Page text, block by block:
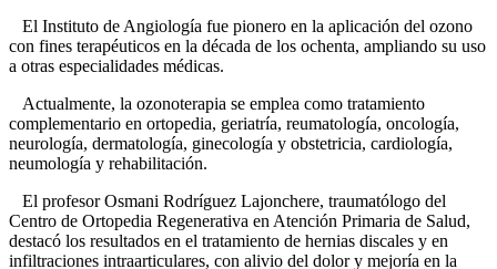
El Instituto de Angiología fue pionero en la aplicación del ozono
con fines terapéuticos en la década de los ochenta, ampliando su uso
a otras especialidades médicas.
Actualmente, la ozonoterapia se emplea como tratamiento
complementario en ortopedia, geriatría, reumatología, oncología,
neurología, dermatología, ginecología y obstetricia, cardiología,
neumología y rehabilitación.
El profesor Osmani Rodríguez Lajonchere, traumatólogo del
Centro de Ortopedia Regenerativa en Atención Primaria de Salud,
destacó los resultados en el tratamiento de hernias discales y en
infiltraciones intraarticulares, con alivio del dolor y mejoría en la